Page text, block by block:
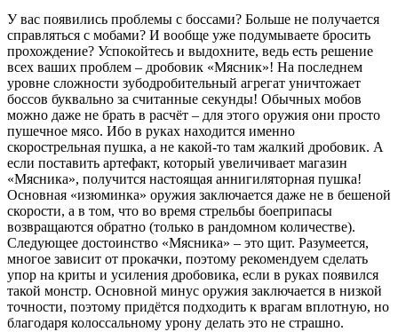
У вас появились проблемы с боссами? Больше не получается
справляться с мобами? И вообще уже подумываете бросить
прохождение? Успокойтесь и выдохните, ведь есть решение
всех ваших проблем – дробовик «Мясник»! На последнем
уровне сложности зубодробительный агрегат уничтожает
боссов буквально за считанные секунды! Обычных мобов
можно даже не брать в расчёт – для этого оружия они просто
пушечное мясо. Ибо в руках находится именно
скорострельная пушка, а не какой-то там жалкий дробовик. А
если поставить артефакт, который увеличивает магазин
«Мясника», получится настоящая аннигиляторная пушка!
Основная «изюминка» оружия заключается даже не в бешеной
скорости, а в том, что во время стрельбы боеприпасы
возвращаются обратно (только в рандомном количестве).
Следующее достоинство «Мясника» – это щит. Разумеется,
многое зависит от прокачки, поэтому рекомендуем сделать
упор на криты и усиления дробовика, если в руках появился
такой монстр. Основной минус оружия заключается в низкой
точности, поэтому придётся подходить к врагам вплотную, но
благодаря колоссальному урону делать это не страшно.